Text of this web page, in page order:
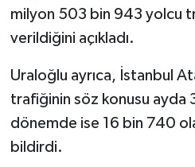
milyon 503 bin 943 yolcu
verildiğini açıkladı.
Uraloğlu ayrıca, İstanbul
trafiğinin söz konusu ayda
dönemde ise 16 bin 740
bildirdi.